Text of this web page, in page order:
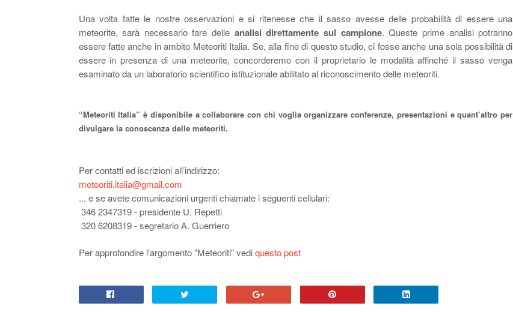
Una volta fatte le nostre osservazioni e si ritenesse che il sasso avesse delle probabilità di essere una
meteorite, sarà necessario fare delle analisi direttamente sul campione. Queste prime analisi potranno
essere fatte anche in ambito Meteoriti Italia. Se, alla fine di questo studio, ci fosse anche una sola possibilità di
essere in presenza di una meteorite, concorderemo con il proprietario le modalità affinché il sasso venga
esaminato da un laboratorio scientifico istituzionale abilitato al riconoscimento delle meteoriti.
“Meteoriti Italia” è disponibile a collaborare con chi voglia organizzare conferenze, presentazioni e quant’altro per
divulgare la conoscenza delle meteoriti.
Per contatti ed iscrizioni all’indirizzo:
meteoriti.italia@gmail.com
... e se avete comunicazioni urgenti chiamate i seguenti cellulari:
346 2347319-presidenteU. Repetti
320 6208319-segretario A. Guerriero
Per approfondire l'argomento "Meteoriti" vediquesto post